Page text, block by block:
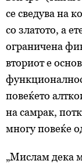
се сведува на
со златото, а
ограничена
вториот е
повеќето
на самрак,
многу повеќе
„Мислам дека